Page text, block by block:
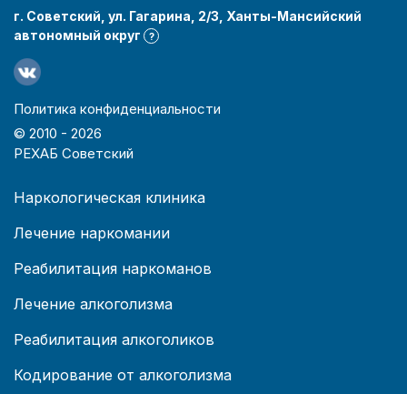
г. Советский, ул. Гагарина, 2/3, Ханты-Мансийский
автономный округ
?
Политика конфиденциальности
© 2010 - 2026
РЕХАБ Советский
Наркологическая клиника
Лечение наркомании
Реабилитация наркоманов
Лечение алкоголизма
Реабилитация алкоголиков
Кодирование от алкоголизма